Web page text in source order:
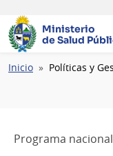
Ministerio
de Salud
Ruta
Inicio Políticas y
Programa nacional